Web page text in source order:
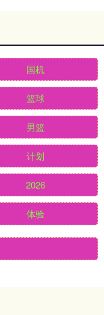
国机
篮球
男篮
计划
2026
体验